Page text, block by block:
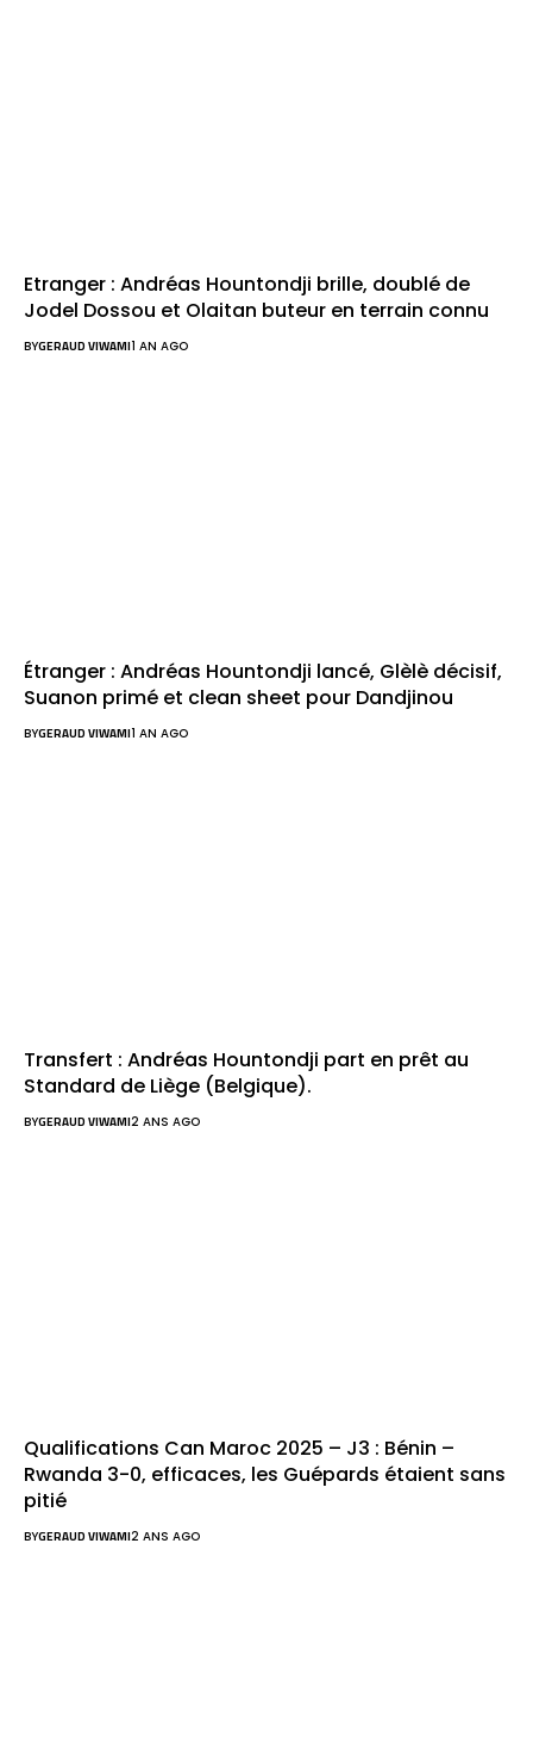
Etranger : Andréas Hountondji brille, doublé de
Jodel Dossou et Olaitan buteur en terrain connu
BYGERAUD VIWAMI1 AN AGO
Étranger : Andréas Hountondji lancé, Glèlè décisif,
Suanon primé et clean sheet pour Dandjinou
BYGERAUD VIWAMI1 AN AGO
Transfert : Andréas Hountondji part en prêt au
Standard de Liège (Belgique).
BYGERAUD VIWAMI2 ANS AGO
Qualifications Can Maroc 2025 – J3 : Bénin –
Rwanda 3-0, efficaces, les Guépards étaient sans
pitié
BYGERAUD VIWAMI2 ANS AGO